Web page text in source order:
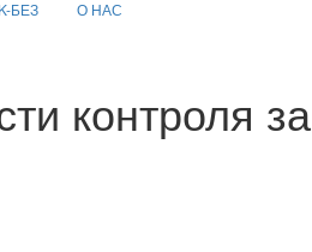
БЕЗ О НАС
контроля за